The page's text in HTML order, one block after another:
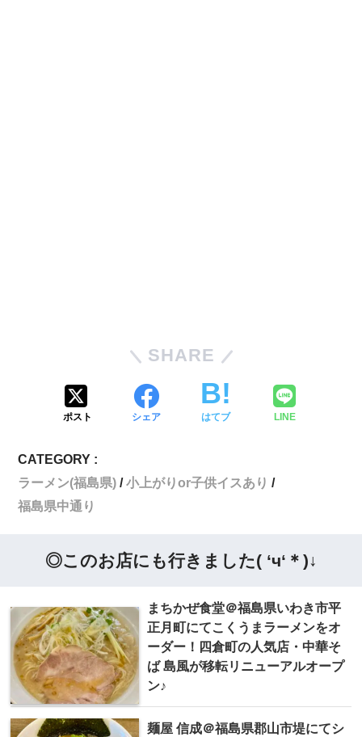
SHARE
ポスト シェア はてブ LINE
CATEGORY :
ラーメン(福島県)
小上がりor子供イスあり
福島県中通り
◎このお店にも行きました( ‘ч‘＊)↓
まちかぜ食堂＠福島県いわき市平
正月町にてこくうまラーメンをオ
ーダー！四倉町の人気店・中華そ
ば 島風が移転リニューアルオープ
ン♪
麺屋 信成＠福島県郡山市堤にてシ